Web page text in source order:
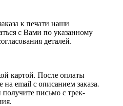
к печати наши
с Вами по указанному
деталей.
картой. После оплаты
email с описанием заказа.
письмо с трек-